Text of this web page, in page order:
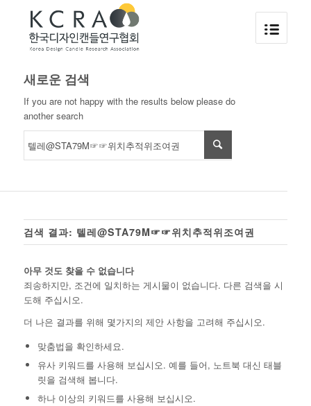
새로운 검색
If you are not happy with the results below please do
another search
검색 결과: 텔레@STA79M☞☞위치추적위조여권
아무 것도 찾을 수 없습니다
죄송하지만, 조건에 일치하는 게시물이 없습니다. 다른 검색을 시
도해 주십시오.
더 나은 결과를 위해 몇가지의 제안 사항을 고려해 주십시오.
맞춤법을 확인하세요.
유사 키워드를 사용해 보십시오. 예를 들어, 노트북 대신 태블
릿을 검색해 봅니다.
하나 이상의 키워드를 사용해 보십시오.